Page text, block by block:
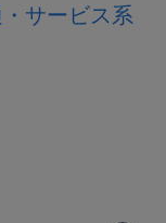
サービス系